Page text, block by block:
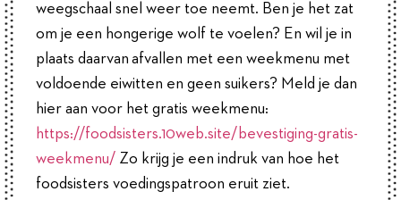
weegschaal snel weer toe neemt. Ben je het zat
om je een hongerige wolf te voelen? En wil je in
plaats daarvan afvallen met een weekmenu met
voldoende eiwitten en geen suikers? Meld je dan
hier aan voor het gratis weekmenu:
https://foodsisters.10web.site/bevestiging-gratis-
weekmenu/ Zo krijg je een indruk van hoe het
foodsisters voedingspatroon eruit ziet.